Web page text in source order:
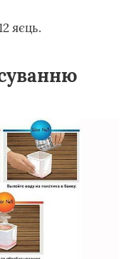
яєць.